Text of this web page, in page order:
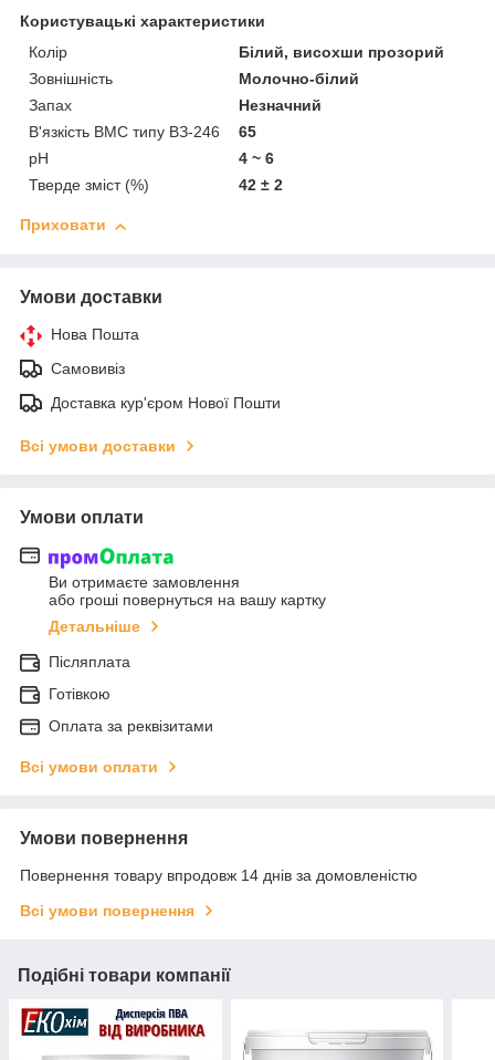
Користувацькi характеристики
Колір
Білий, висохши прозорий
Зовнішність
Молочно-білий
Запах
Незначний
В'язкість ВМС типу ВЗ-246
65
pH
4 ~ 6
Тверде зміст (%)
42 ± 2
Приховати
Умови доставки
Нова Пошта
Самовивіз
Доставка кур'єром Нової Пошти
Всі умови доставки
Умови оплати
Ви отримаєте замовлення
або гроші повернуться на вашу картку
Детальніше
Післяплата
Готівкою
Оплата за реквізитами
Всі умови оплати
Умови повернення
Повернення товару впродовж 14 днів за домовленістю
Всі умови повернення
Подібні товари компанії